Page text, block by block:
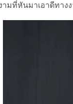
ามที่หันมาเอาดีทาง